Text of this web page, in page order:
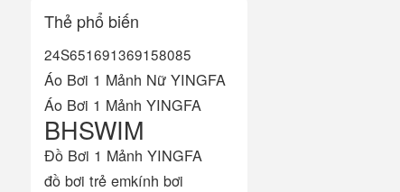
Thẻ phổ biến
24S651691369158085
Áo Bơi 1 Mảnh Nữ YINGFA
Áo Bơi 1 Mảnh YINGFA
BHSWIM
Đồ Bơi 1 Mảnh YINGFA
đồ bơi trẻ emkính bơi